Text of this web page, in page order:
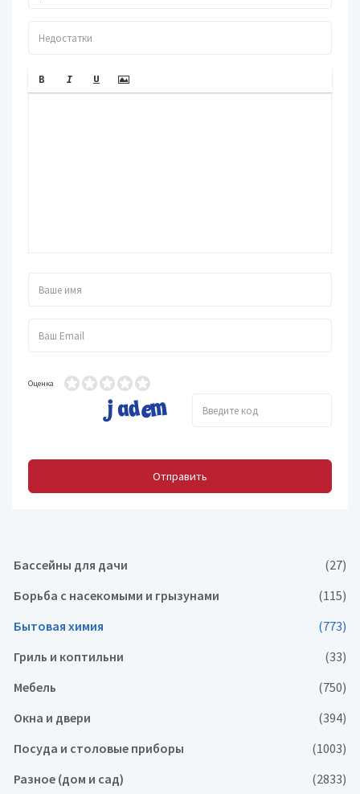
Оценка
Отправить
Бассейны для дачи
(27)
Борьба с насекомыми и грызунами
(115)
Бытовая химия
(773)
Гриль и коптильни
(33)
Мебель
(750)
Окна и двери
(394)
Посуда и столовые приборы
(1003)
Разное (дом и сад)
(2833)